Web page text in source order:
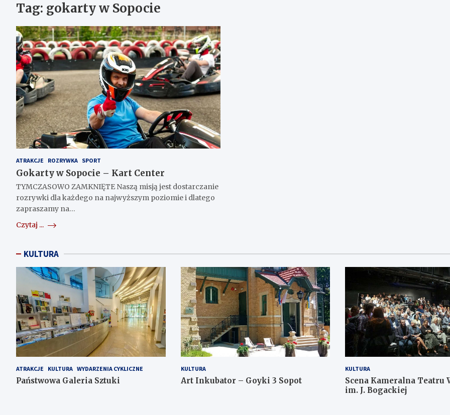
Tag: gokarty w Sopocie
ATRAKCJE ROZRYWKA SPORT
Gokarty w Sopocie – Kart Center
TYMCZASOWO ZAMKNIĘTE Naszą misją jest dostarczanie
rozrywki dla każdego na najwyższym poziomie i dlatego
zapraszamy na…
Czytaj ...
KULTURA
ATRAKCJE KULTURA WYDARZENIA CYKLICZNE
Państwowa Galeria Sztuki
KULTURA
Art Inkubator – Goyki 3 Sopot
KULTURA
Scena Kameralna Teatru
im. J. Bogackiej